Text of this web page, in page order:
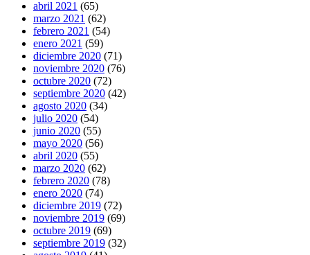
abril 2021 (65)
marzo 2021 (62)
febrero 2021 (54)
enero 2021 (59)
diciembre 2020 (71)
noviembre 2020 (76)
octubre 2020 (72)
septiembre 2020 (42)
agosto 2020 (34)
julio 2020 (54)
junio 2020 (55)
mayo 2020 (56)
abril 2020 (55)
marzo 2020 (62)
febrero 2020 (78)
enero 2020 (74)
diciembre 2019 (72)
noviembre 2019 (69)
octubre 2019 (69)
septiembre 2019 (32)